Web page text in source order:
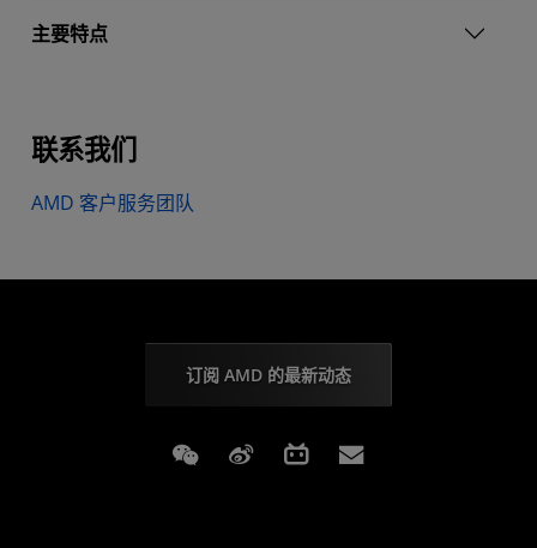
主要特点
联系我们
AMD 客户服务团队
订阅 AMD 的最新动态
Weixin Weibo Bilibili